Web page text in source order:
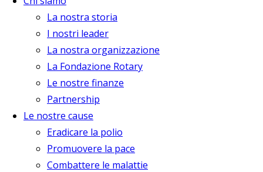
La nostra storia
I nostri leader
La nostra organizzazione
La Fondazione Rotary
Le nostre finanze
Partnership
Le nostre cause
Eradicare la polio
Promuovere la pace
Combattere le malattie